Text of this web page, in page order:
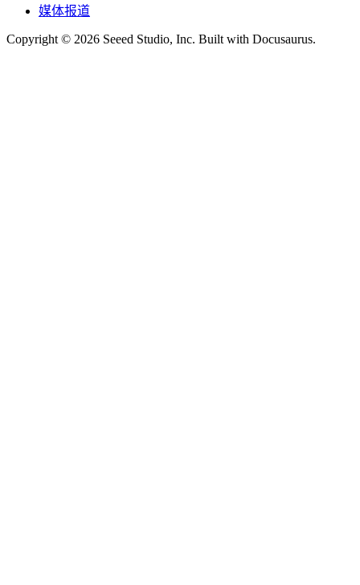
媒体报道
Copyright © 2026 Seeed Studio, Inc. Built with Docusaurus.